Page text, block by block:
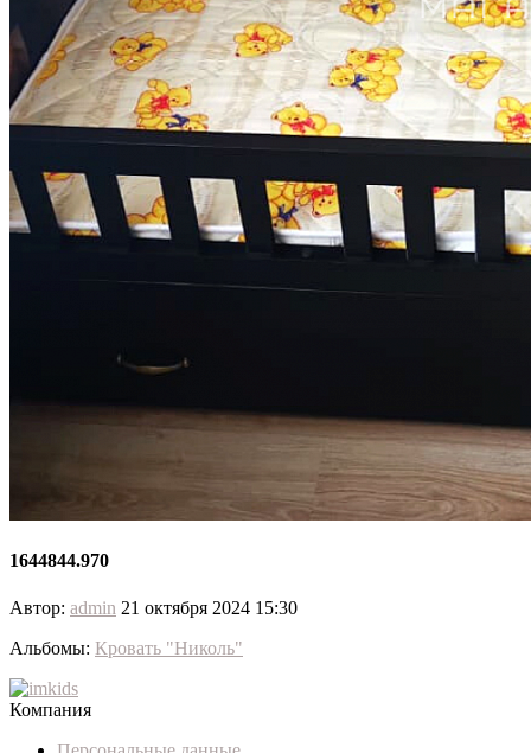
1644844.970
Автор: admin 21 октября 2024 15:30
Альбомы: Кровать "Николь"
Компания